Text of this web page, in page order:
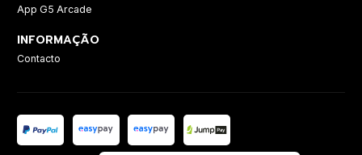
App G5 Arcade
INFORMAÇÃO
Contacto